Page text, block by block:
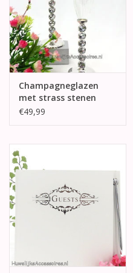
Champagneglazen
met strass stenen
€49,99